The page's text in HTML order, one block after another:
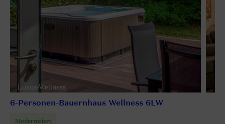
Luxus-Wellness
6-Personen-Bauernhaus Wellness 6LW
Modernisiert